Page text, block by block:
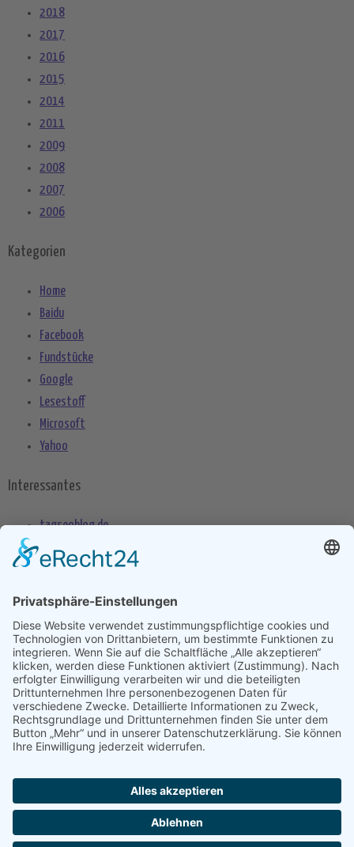
2018
2017
2016
2015
2014
2011
2009
2008
2007
2006
Kategorien
Home
Baidu
Facebook
Fundstücke
Google
Lesestoff
Microsoft
Yahoo
Interessantes
tagseoblog.de
SEO Blog
seo-trainee.de
seokratie.de
Tags
Android Android Phone Anwendung App Apple Betriebssystem Datenschutz
Entwicklung Google Handy Internet Plattform